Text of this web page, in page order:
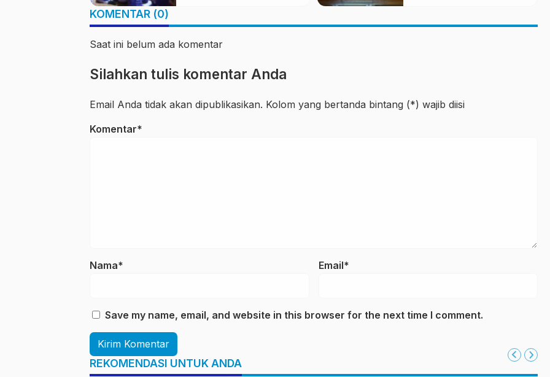
KOMENTAR (0)
Saat ini belum ada komentar
Silahkan tulis komentar Anda
Email Anda tidak akan dipublikasikan. Kolom yang bertanda bintang (*) wajib diisi
Komentar*
Nama* Email*
Save my name, email, and website in this browser for the next time I comment.
REKOMENDASI UNTUK ANDA